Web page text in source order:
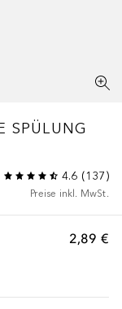
SPÜLUNG
4.6 (137)
Preise inkl. MwSt.
2,89 €